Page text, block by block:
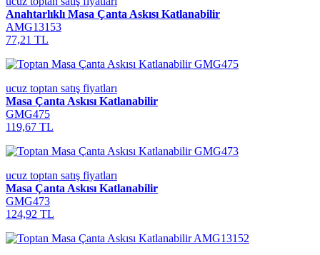
Anahtarlıklı Masa Çanta Askısı Katlanabilir
AMG13153
77,21 TL
ucuz toptan satış fiyatları
Masa Çanta Askısı Katlanabilir
GMG475
119,67 TL
ucuz toptan satış fiyatları
Masa Çanta Askısı Katlanabilir
GMG473
124,92 TL